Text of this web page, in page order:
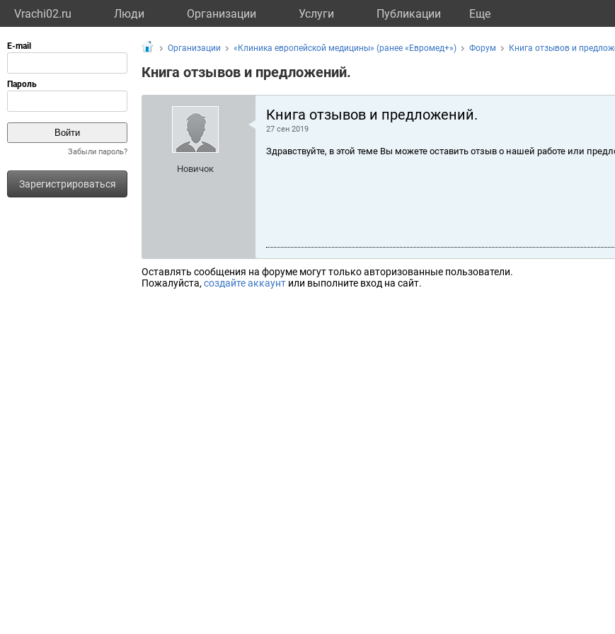
Vrachi02.ru Люди Организации Услуги Публикации Eще
Забыли пароль?
Зарегистрироваться
Организации «Клиника европейской медицины» (ранее «Евромед+») Форум Книга отзывов и
Книга отзывов и предложений.
Новичок
Книга отзывов и предложений.
27 сен 2019
Здравствуйте, в этой теме Вы можете оставить отзыв о нашей работе или
Оставлять сообщения на форуме могут только авторизованные пользователи.
Пожалуйста, создайте аккаунт или выполните вход на сайт.